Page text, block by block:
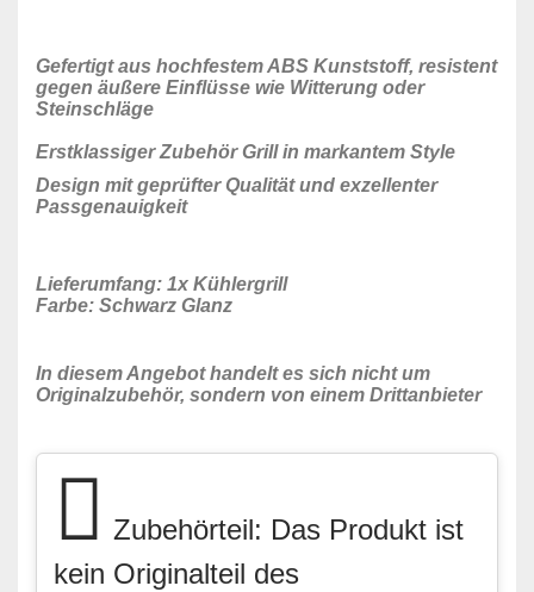
Gefertigt aus hochfestem ABS Kunststoff, resistent
gegen äußere Einflüsse wie Witterung oder
Steinschläge
Erstklassiger Zubehör Grill in markantem Style
Design mit geprüfter Qualität und exzellenter
Passgenauigkeit
Lieferumfang: 1x Kühlergrill
Farbe: Schwarz Glanz
In diesem Angebot handelt es sich nicht um
Originalzubehör, sondern von einem Drittanbieter
Zubehörteil: Das Produkt ist
kein Originalteil des